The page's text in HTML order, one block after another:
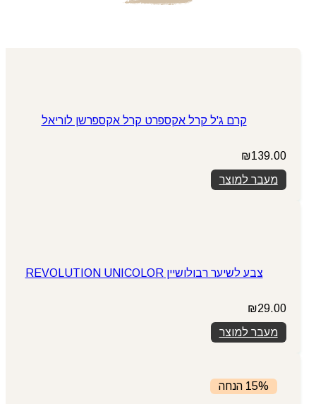
קרם ג'ל קרל אקספרט קרל אקספרשן לוריאל
₪139.00
מעבר למוצר
צבע לשיער רבולושיין REVOLUTION UNICOLOR
₪29.00
מעבר למוצר
15% הנחה